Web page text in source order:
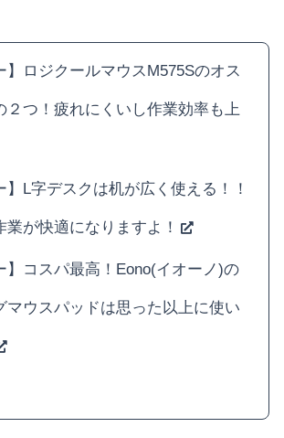
】ロジクールマウスM575Sのオス
２つ！疲れにくいし作業効率も上
】L字デスクは机が広く使える！！
業が快適になりますよ！
】コスパ最高！Eono(イオーノ)の
マウスパッドは思った以上に使い